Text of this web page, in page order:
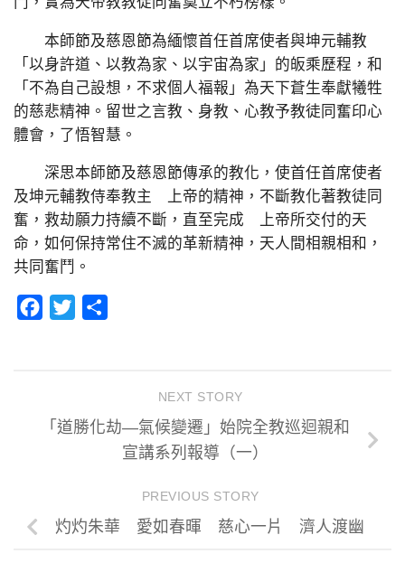
本師節及慈恩節為緬懷首任首席使者與坤元輔教
「以身許道、以教為家、以宇宙為家」的皈乘歷程，和
「不為自己設想，不求個人福報」為天下蒼生奉獻犧牲
的慈悲精神。留世之言教、身教、心教予教徒同奮印心
體會，了悟智慧。
深思本師節及慈恩節傳承的教化，使首任首席使者
及坤元輔教侍奉教主 上帝的精神，不斷教化著教徒同
奮，救劫願力持續不斷，直至完成 上帝所交付的天
命，如何保持常住不滅的革新精神，天人間相親相和，
共同奮鬥。
Facebook
Twitter
NEXT STORY
「道勝化劫—氣候變遷」始院全教巡迴親和
宣講系列報導（一）
PREVIOUS STORY
灼灼朱華 愛如春暉 慈心一片 濟人渡幽